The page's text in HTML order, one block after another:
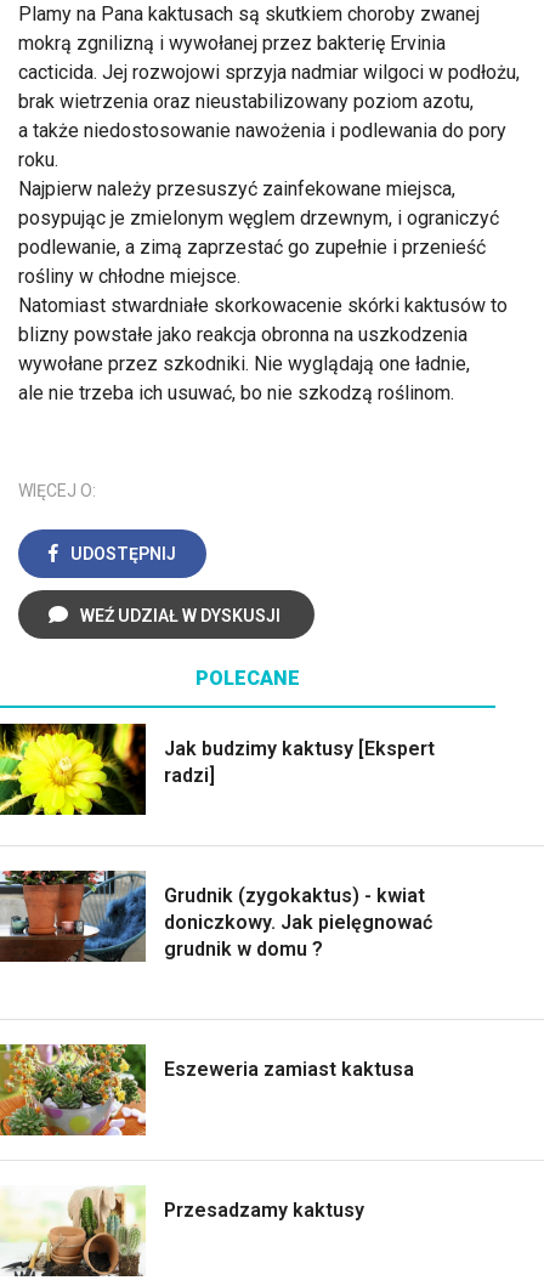
Plamy na Pana kaktusach są skutkiem choroby zwanej
mokrą zgnilizną i wywołanej przez bakterię Ervinia
cacticida. Jej rozwojowi sprzyja nadmiar wilgoci w podłożu,
brak wietrzenia oraz nieustabilizowany poziom azotu,
a także niedostosowanie nawożenia i podlewania do pory
roku.
Najpierw należy przesuszyć zainfekowane miejsca,
posypując je zmielonym węglem drzewnym, i ograniczyć
podlewanie, a zimą zaprzestać go zupełnie i przenieść
rośliny w chłodne miejsce.
Natomiast stwardniałe skorkowacenie skórki kaktusów to
blizny powstałe jako reakcja obronna na uszkodzenia
wywołane przez szkodniki. Nie wyglądają one ładnie,
ale nie trzeba ich usuwać, bo nie szkodzą roślinom.
WIĘCEJ O:
UDOSTĘPNIJ
WEŹ UDZIAŁ W DYSKUSJI
POLECANE
Jak budzimy kaktusy [Ekspert
radzi]
Grudnik (zygokaktus) - kwiat
doniczkowy. Jak pielęgnować
grudnik w domu ?
Eszeweria zamiast kaktusa
Przesadzamy kaktusy